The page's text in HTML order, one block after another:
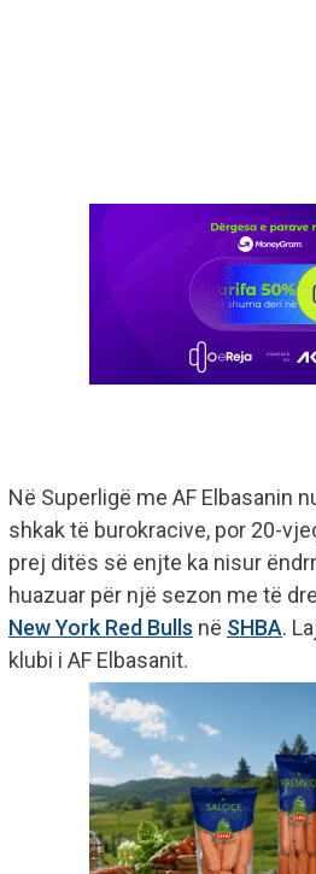
Në Superligë me AF Elbasanin
shkak të burokracive, por 20-
prej ditës së enjte ka nisur
huazuar për një sezon me të
New York Red Bulls në SHBA.
klubi i AF Elbasanit.